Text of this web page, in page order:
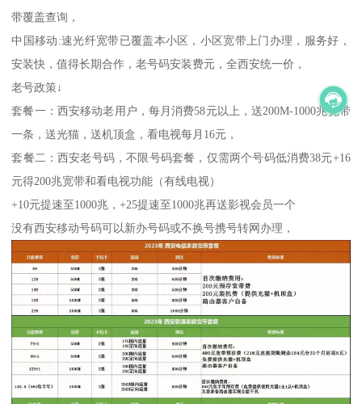
带覆盖查询，
中国移动:速光纤宽带已覆盖本小区，小区宽带上门办理，服务好，
安装快，值得长期合作，老号码安装费元，全西安统一价，
老号政策↓
套餐一：西安移动老用户，每月消费58元以上，送200M-1000兆宽带
一条，送光猫，送机顶盒，看电视每月16元，
套餐二：西安老号码，不限号码套餐，仅需两个号码低消费38元+16
元得200兆宽带和看电视功能（有线电视）
+10元提速至1000兆，+25提速至1000兆再送影视会员一个
没有西安移动号码可以新办号码或不换号携号转网办理，